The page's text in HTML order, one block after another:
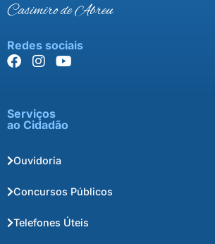
Casimiro de Abreu
Redes sociais
Serviços
ao Cidadão
Ouvidoria
Concursos Públicos
Telefones Úteis